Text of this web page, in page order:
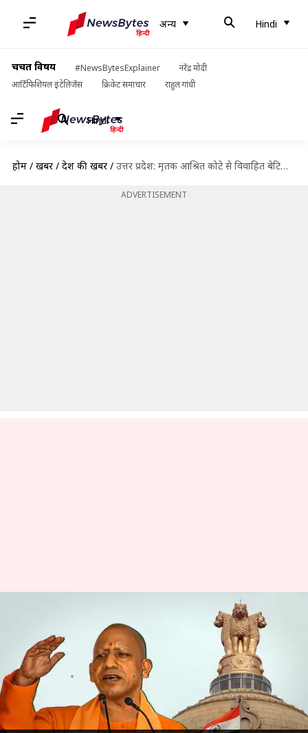
अन्य Hindi
चर्चित विषय #NewsBytesExplainer
नरेंद्र मोदी
आर्टिफिशियल इंटेलिजेंस
क्रिकेट समाचार राहुल गांधी
Hindi
होम / खबरें / देश की खबरें / उत्तर प्रदेश: मृतक आश्रित कोटे से विवाहित बेटियों को भी मिलेगी नौकरी, कैबिनेट ने दी मंजूरी
ADVERTISEMENT
उत्तर प्रदेश: मृतक आश्रित कोटे से
विवाहित बेटियों को भी मिलेगी
नौकरी, कैबिनेट ने दी मंजूरी
लेखन भारत शर्मा Nov 11, 2021 01:06 pm
क्या है खबर?